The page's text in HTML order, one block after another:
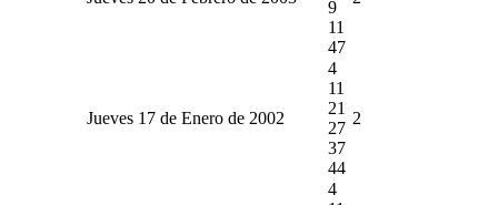
9
11
47
Jueves 17 de Enero de 2002
4
11
21
27
37
44
2
4